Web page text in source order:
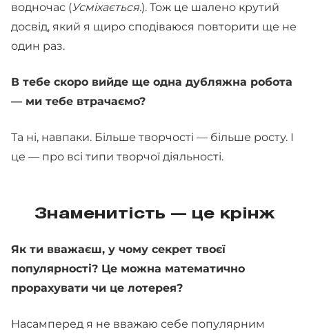
водночас (Усміхається.). Тож це шалено крутий
досвід, який я щиро сподіваюся повторити ще не
один раз.
В тебе скоро вийде ще одна дубляжна робота
— ми тебе втрачаємо?
Та ні, навпаки. Більше творчості — більше росту. І
це — про всі типи творчої діяльності.
Знаменитість — це крінж
Як ти вважаєш, у чому секрет твоєї
популярності? Це можна математично
прорахувати чи це лотерея?
Насамперед я не вважаю себе популярним